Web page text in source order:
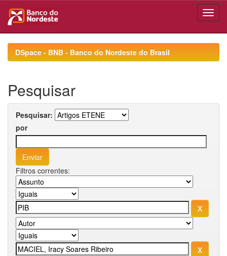
navigationDSpace - BNB - Banco do Nordeste do Brasil
Pesquisar
Pesquisar:
por
Filtros correntes: